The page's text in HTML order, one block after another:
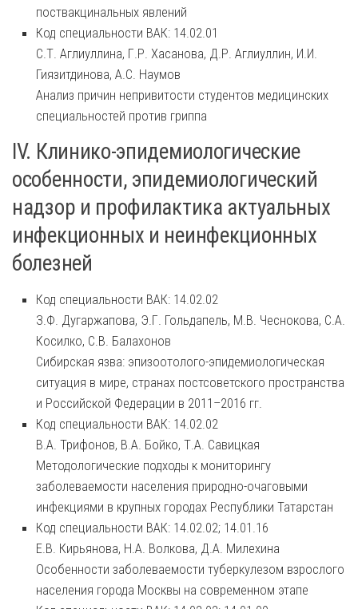
поствакцинальных явлений
Код специальности ВАК: 14.02.01
С.Т. Аглиуллина, Г.Р. Хасанова, Д.Р. Аглиуллин, И.И.
Гиязитдинова, А.С. Наумов
Анализ причин непривитости студентов медицинских
специальностей против гриппа
IV. Клинико-эпидемиологические
особенности, эпидемиологический
надзор и профилактика актуальных
инфекционных и неинфекционных
болезней
Код специальности ВАК: 14.02.02
З.Ф. Дугаржапова, Э.Г. Гольдапель, М.В. Чеснокова, С.А.
Косилко, С.В. Балахонов
Сибирская язва: эпизоотолого-эпидемиологическая
ситуация в мире, странах постсоветского пространства
и Российской Федерации в 2011–2016 гг.
Код специальности ВАК: 14.02.02
В.А. Трифонов, В.А. Бойко, Т.А. Савицкая
Методологические подходы к мониторингу
заболеваемости населения природно-очаговыми
инфекциями в крупных городах Республики Татарстан
Код специальности ВАК: 14.02.02; 14.01.16
Е.В. Кирьянова, Н.А. Волкова, Д.А. Милехина
Особенности заболеваемости туберкулезом взрослого
населения города Москвы на современном этапе